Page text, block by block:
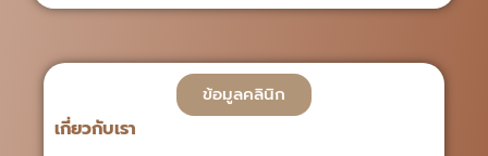
ข้อมูลคลินิก
เกี่ยวกับเรา